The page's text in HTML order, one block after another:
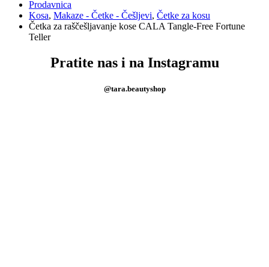
Prodavnica
Kosa, Makaze - Četke - Češljevi, Četke za kosu
Četka za raščešljavanje kose CALA Tangle-Free Fortune
Teller
Pratite nas i na Instagramu
@tara.beautyshop